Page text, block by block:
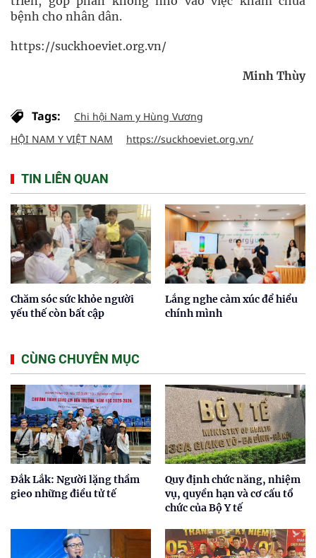
bệnh cho nhân dân.
https://suckhoeviet.org.vn/
Minh Thùy
Tags:
Chi hội Nam y Hùng Vương
HỘI NAM Y VIỆT NAM
https://suckhoeviet.org.vn/
TIN LIÊN QUAN
Chăm sóc sức khỏe người
yếu thế còn bất cập
Lắng nghe cảm xúc để hiểu
chính mình
CÙNG CHUYÊN MỤC
Đắk Lắk: Người lặng thầm
gieo những điều tử tế
Quy định chức năng, nhiệm
vụ, quyền hạn và cơ cấu tổ
chức của Bộ Y tế